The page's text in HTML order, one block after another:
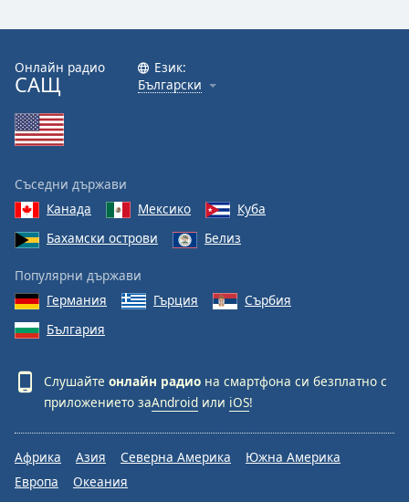
Онлайн радио
САЩ
Език:
Български
Съседни държави
Канада
Мексико
Куба
Бахамски острови
Белиз
Популярни държави
Германия
Гърция
Сърбия
България
Слушайте онлайн радио на смартфона си безплатно с
приложението заAndroid или iOS!
Африка Азия Северна Америка
Южна Америка
Европа
Океания